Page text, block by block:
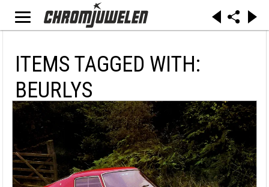
ITEMS TAGGED WITH:
BEURLYS